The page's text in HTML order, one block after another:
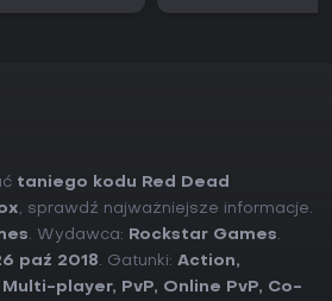
taniego kodu Red Dead
, sprawdź najważniejsze informacje.
. Wydawca: Rockstar Games.
paź 2018. Gatunki: Action,
Multi-player, PvP, Online PvP, Co-